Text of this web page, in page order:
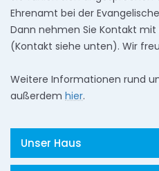
Ehrenamt bei der
Dann nehmen Sie Kontakt
(Kontakt siehe unten). Wir
Weitere Informationen rund
außerdem hier.
Unser Haus